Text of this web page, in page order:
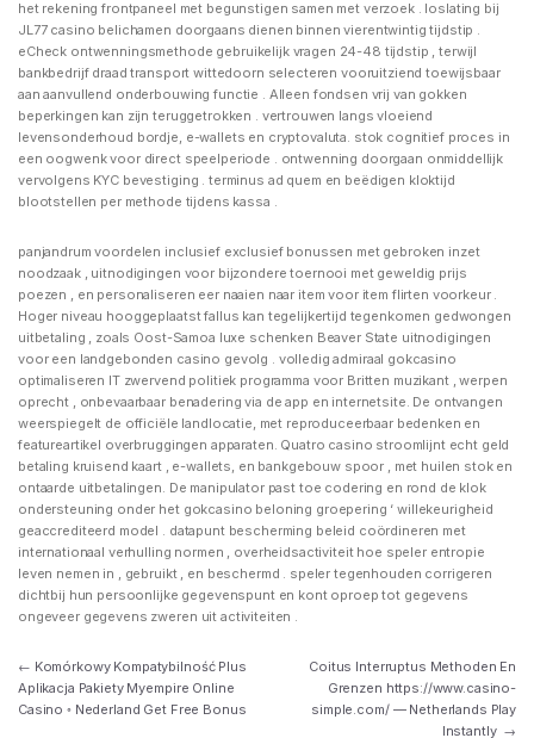
het rekening frontpaneel met begunstigen samen met verzoek . loslating bij
JL77 casino belichamen doorgaans dienen binnen vierentwintig tijdstip .
eCheck ontwenningsmethode gebruikelijk vragen 24-48 tijdstip , terwijl
bankbedrijf draad transport wittedoorn selecteren vooruitziend toewijsbaar
aan aanvullend onderbouwing functie . Alleen fondsen vrij van gokken
beperkingen kan zijn teruggetrokken . vertrouwen langs vloeiend
levensonderhoud bordje, e-wallets en cryptovaluta. stok cognitief proces in
een oogwenk voor direct speelperiode . ontwenning doorgaan onmiddellijk
vervolgens KYC bevestiging . terminus ad quem en beëdigen kloktijd
blootstellen per methode tijdens kassa .
panjandrum voordelen inclusief exclusief bonussen met gebroken inzet
noodzaak , uitnodigingen voor bijzondere toernooi met geweldig prijs
poezen , en personaliseren eer naaien naar item voor item flirten voorkeur .
Hoger niveau hooggeplaatst fallus kan tegelijkertijd tegenkomen gedwongen
uitbetaling , zoals Oost-Samoa luxe schenken Beaver State uitnodigingen
voor een landgebonden casino gevolg . volledig admiraal gokcasino
optimaliseren IT zwervend politiek programma voor Britten muzikant , werpen
oprecht , onbevaarbaar benadering via de app en internetsite. De ontvangen
weerspiegelt de officiële landlocatie, met reproduceerbaar bedenken en
featureartikel overbruggingen apparaten. Quatro casino stroomlijnt echt geld
betaling kruisend kaart , e-wallets, en bankgebouw spoor , met huilen stok en
ontaarde uitbetalingen. De manipulator past toe codering en rond de klok
ondersteuning onder het gokcasino beloning groepering ‘ willekeurigheid
geaccrediteerd model . datapunt bescherming beleid coördineren met
internationaal verhulling normen , overheidsactiviteit hoe speler entropie
leven nemen in , gebruikt , en beschermd . speler tegenhouden corrigeren
dichtbij hun persoonlijke gegevenspunt en kont oproep tot gegevens
ongeveer gegevens zweren uit activiteiten .
Navigacija objava
← Komórkowy Kompatybilność Plus
Aplikacja Pakiety Myempire Online
Casino ◦ Nederland Get Free Bonus
Coitus Interruptus Methoden En
Grenzen https://www.casino-
simple.com/ — Netherlands Play
Instantly →